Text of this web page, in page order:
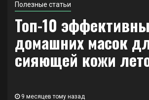
Полезные статьи
Топ-10
домашних масок
сияющей кожи
9 месяцев тому назад